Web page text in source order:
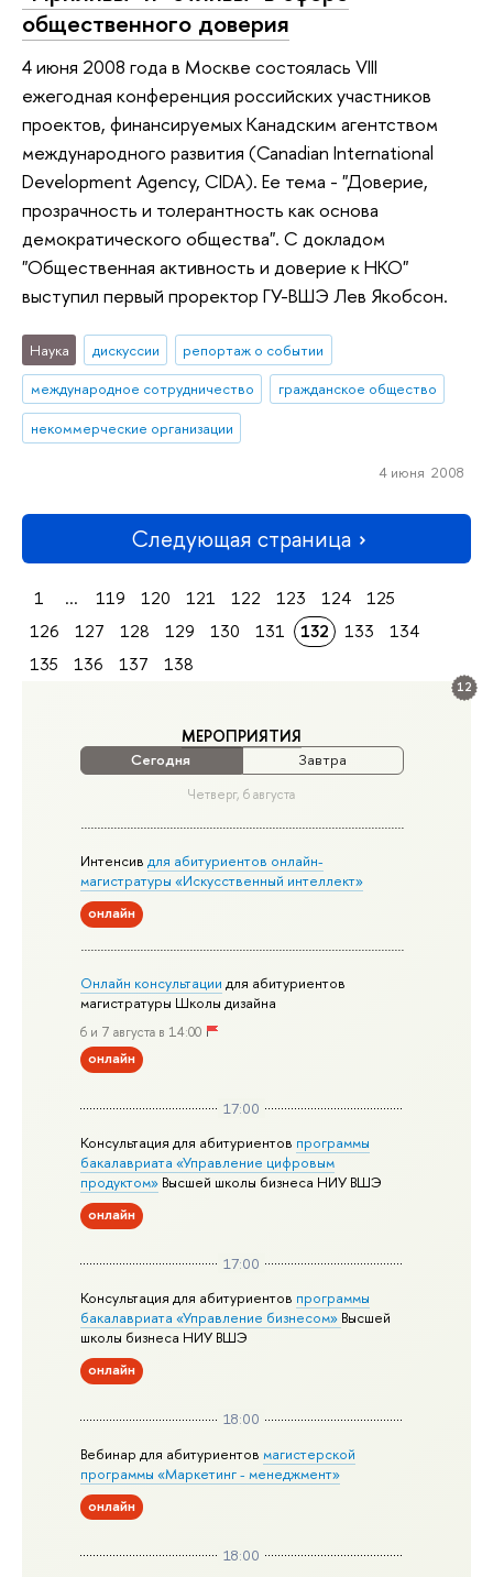
12
МЕРОПРИЯТИЯ
Сегодня Завтра
Четверг, 6 августа
Интенсивдля абитуриентов онлайн-
магистратуры «Искусственный интеллект»
онлайн
Онлайн консультации для абитуриентов
магистратуры Школы дизайна
6 и 7 августа в 14:00
онлайн
17:00
Консультация для абитуриентов программы
бакалавриата «Управление цифровым
продуктом» Высшей школы бизнеса НИУ ВШЭ
онлайн
17:00
Консультация для абитуриентов программы
бакалавриата «Управление бизнесом» Высшей
школы бизнеса НИУ ВШЭ
онлайн
18:00
Вебинар для абитуриентов магистерской
программы «Маркетинг - менеджмент»
онлайн
18:00
общественного доверия
4 июня 2008 года в Москве состоялась VIII
ежегодная конференция российских участников
проектов, финансируемых Канадским агентством
международного развития (Canadian International
Development Agency, CIDA). Ее тема - "Доверие,
прозрачность и толерантность как основа
демократического общества". С докладом
"Общественная активность и доверие к НКО"
выступил первый проректор ГУ-ВШЭ Лев Якобсон.
Наука дискуссии
репортаж о событии
международное сотрудничество
гражданское общество
некоммерческие организации
4 июня 2008
Следующая страница
1 ... 119 120 121 122 123 124
125
126
127 128 129 130 131 132 133
134
135
136 137 138